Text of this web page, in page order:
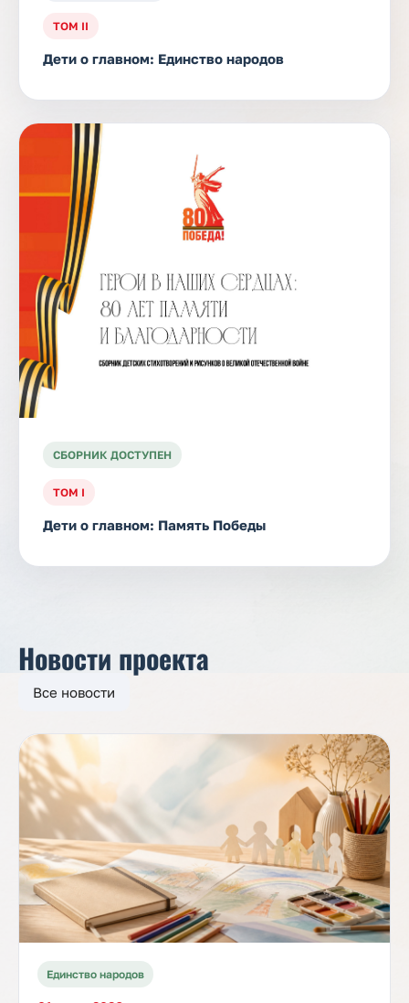
ТОМ II
Дети о главном: Единство народов
СБОРНИК ДОСТУПЕН
ТОМ I
Дети о главном: Память Победы
Новости проекта
Все новости
Единство народов